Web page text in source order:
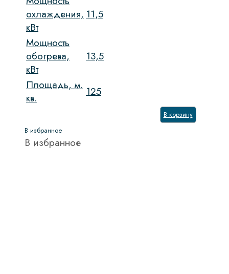
охлаждения,
кВт
11,5
Мощность
обогрева,
кВт
13,5
Площадь, м.
кв.
125
В корзину
В избранное
В избранное